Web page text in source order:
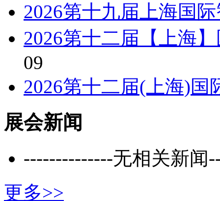
2026第十九届上海国
2026第十二届【上海
09
2026第十二届(上海)国
展会新闻
--------------无相关新闻
更多>>